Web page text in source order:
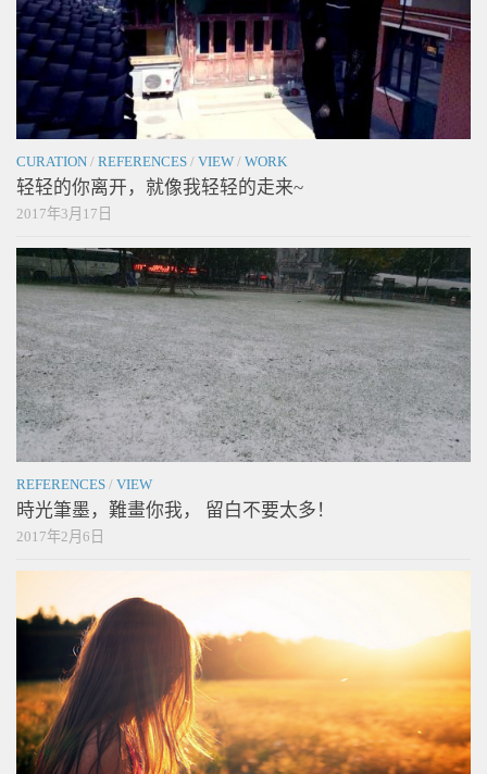
CURATION / REFERENCES / VIEW / WORK
轻轻的你离开，就像我轻轻的走来~
2017年3月17日
REFERENCES / VIEW
時光筆墨，難畫你我， 留白不要太多！
2017年2月6日